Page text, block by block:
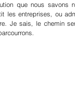
que nous savons
les entreprises, ou
Je sais, le chemin